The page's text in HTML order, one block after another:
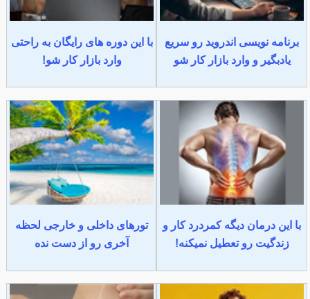
برنامه نویسی اندروید رو سریع
یادبگیر و وارد بازار کار شو
با این دوره های رایگان به راحتی
وارد بازار کار شو!
با این درمان دیگه کمردرد کار و
زندگیت رو تعطیل نمیکنه!
تورهای داخلی و خارجی لحظه
آخری رو از دست نده